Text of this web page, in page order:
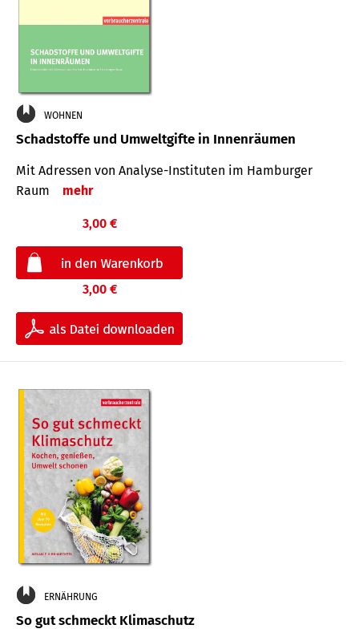
WOHNEN
Schadstoffe und Umweltgifte in Innenräumen
Mit Adressen von Analyse-Insti­tuten im Hamburger
Raum
mehr
3,00 €
3,00 €
ERNÄHRUNG
So gut schmeckt Klimaschutz